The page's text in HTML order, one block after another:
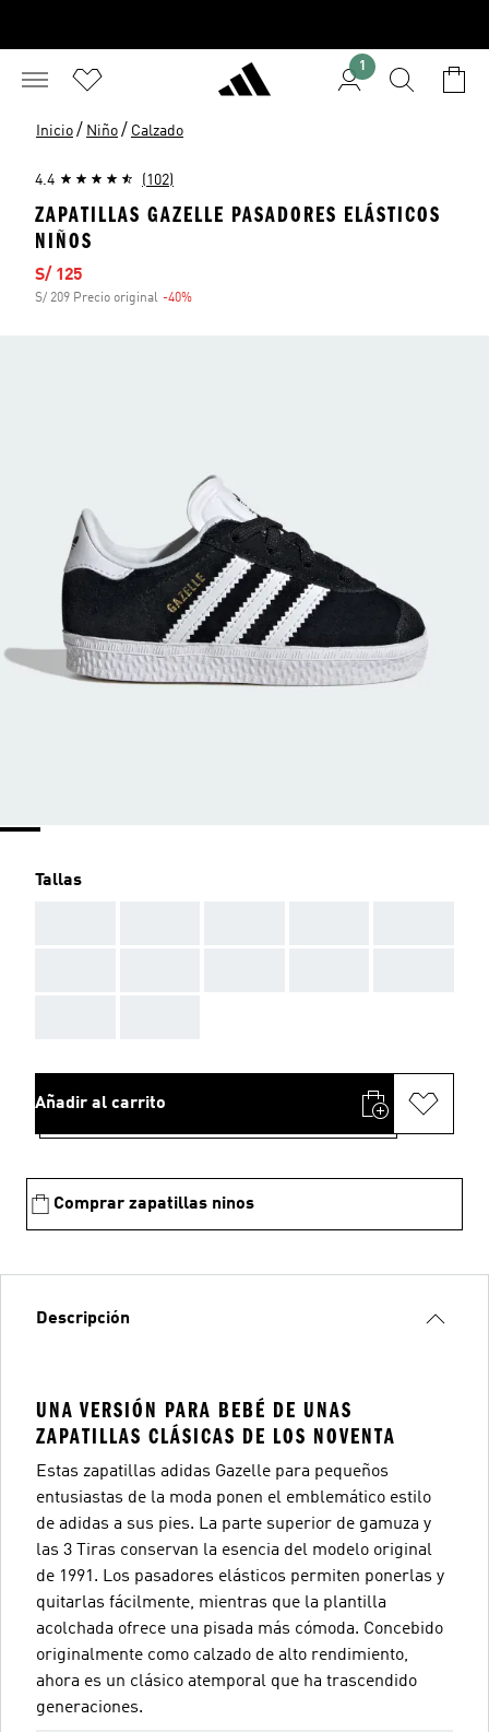
1
Inicio / Niño / Calzado
4.4 (102)
ZAPATILLAS GAZELLE PASADORES ELÁSTICOS
NIÑOS
Precio de venta
S/ 125
S/ 209 Precio original -40%
Tallas
Añadir al carrito
Comprar zapatillas ninos
Descripción
UNA VERSIÓN PARA BEBÉ DE UNAS
ZAPATILLAS CLÁSICAS DE LOS NOVENTA
Estas zapatillas adidas Gazelle para pequeños
entusiastas de la moda ponen el emblemático estilo
de adidas a sus pies. La parte superior de gamuza y
las 3 Tiras conservan la esencia del modelo original
de 1991. Los pasadores elásticos permiten ponerlas y
quitarlas fácilmente, mientras que la plantilla
acolchada ofrece una pisada más cómoda. Concebido
originalmente como calzado de alto rendimiento,
ahora es un clásico atemporal que ha trascendido
generaciones.